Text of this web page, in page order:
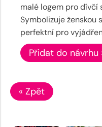
malé logem pro dívčí
Symbolizuje ženskou
perfektní pro
Přidat do návrhu
« Zpět